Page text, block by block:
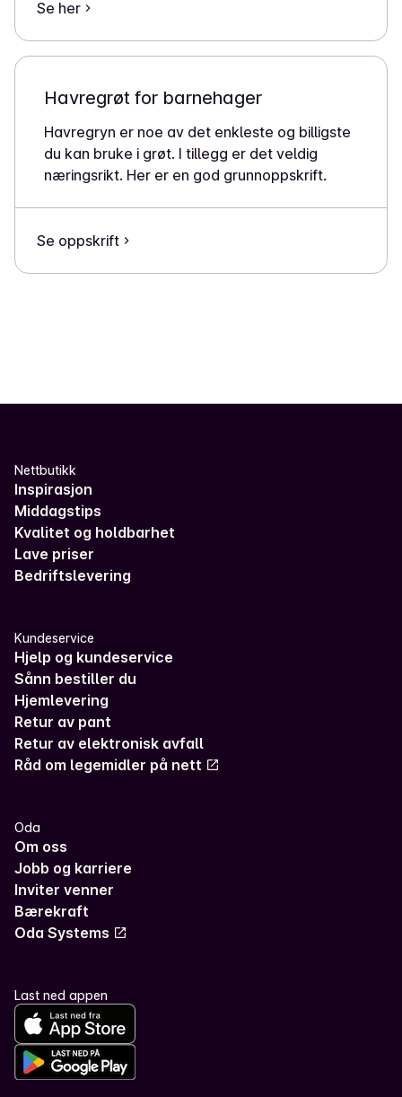
Se her
Havregrøt for barnehager
Havregryn er noe av det enkleste og billigste
du kan bruke i grøt. I tillegg er det veldig
næringsrikt. Her er en god grunnoppskrift.
Se oppskrift
Nettbutikk
Inspirasjon
Middagstips
Kvalitet og holdbarhet
Lave priser
Bedriftslevering
Kundeservice
Hjelp og kundeservice
Sånn bestiller du
Hjemlevering
Retur av pant
Retur av elektronisk avfall
Råd om legemidler på nett
Oda
Om oss
Jobb og karriere
Inviter venner
Bærekraft
Oda Systems
Last ned appen